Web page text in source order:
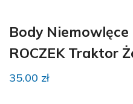
Body Niemowlęce
ROCZEK Traktor
35.00 zł